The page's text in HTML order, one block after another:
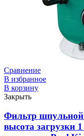
Сравнение
В избранное
В корзину
Закрыть
Фильтр
высота загрузки